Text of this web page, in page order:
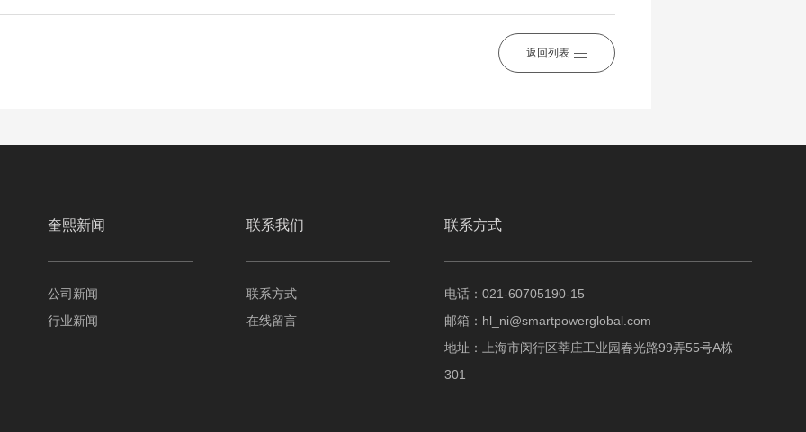
返回列表
奎熙新闻
公司新闻
行业新闻
联系我们
联系方式
在线留言
联系方式
电话：021-60705190-15
邮箱： hl_ni@smartpowerglobal.com
地址：上海市闵行区莘庄工业园春光路99弄55号A栋
301